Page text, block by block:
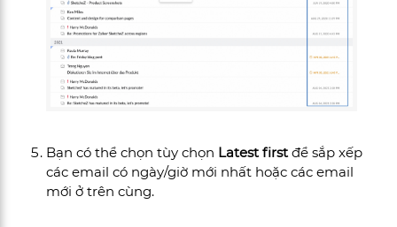
Bạn có thể chọn tùy chọn Latest firstđể sắp xếp
các email có ngày/giờ mới nhất hoặc các email
mới ở trên cùng.